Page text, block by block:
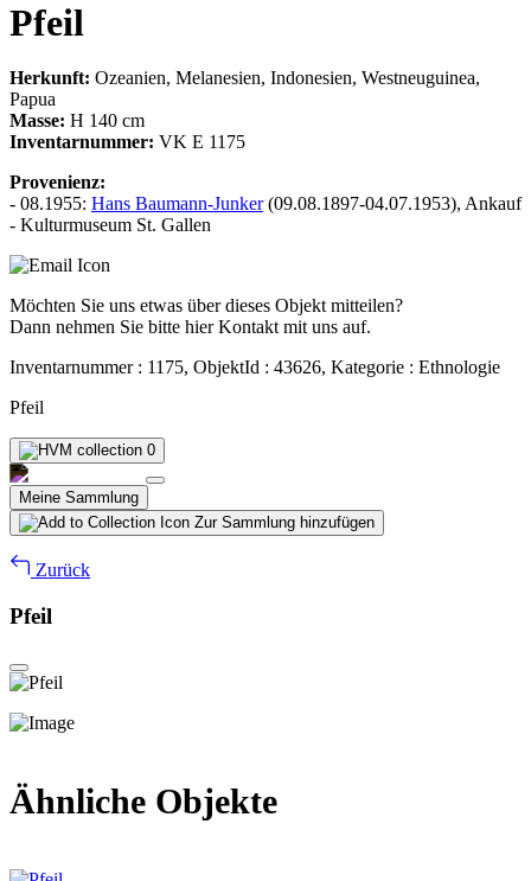
Pfeil
Herkunft: Ozeanien, Melanesien, Indonesien, Westneuguinea,
Papua
Masse: H 140 cm
Inventarnummer: VK E 1175
Provenienz:
- 08.1955: Hans Baumann-Junker(09.08.1897-04.07.1953), Ankauf
- Kulturmuseum St. Gallen
Möchten Sie uns etwas über dieses Objekt mitteilen?
Dann nehmen Sie bitte hier Kontakt mit uns auf.
Inventarnummer : 1175, ObjektId : 43626, Kategorie : Ethnologie
Pfeil
0
Meine Sammlung
Zur Sammlung hinzufügen
Zurück
Pfeil
Ähnliche Objekte